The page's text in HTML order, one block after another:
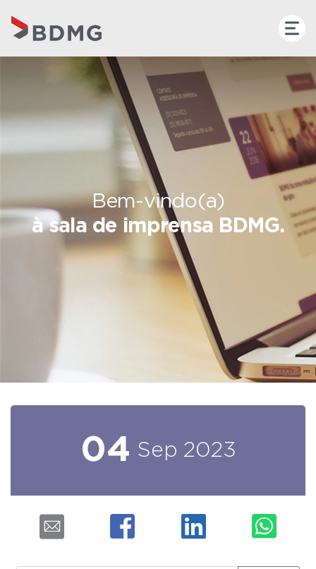
Bem-vindo(a)
à sala de imprensa BDMG.
04 Sep 2023